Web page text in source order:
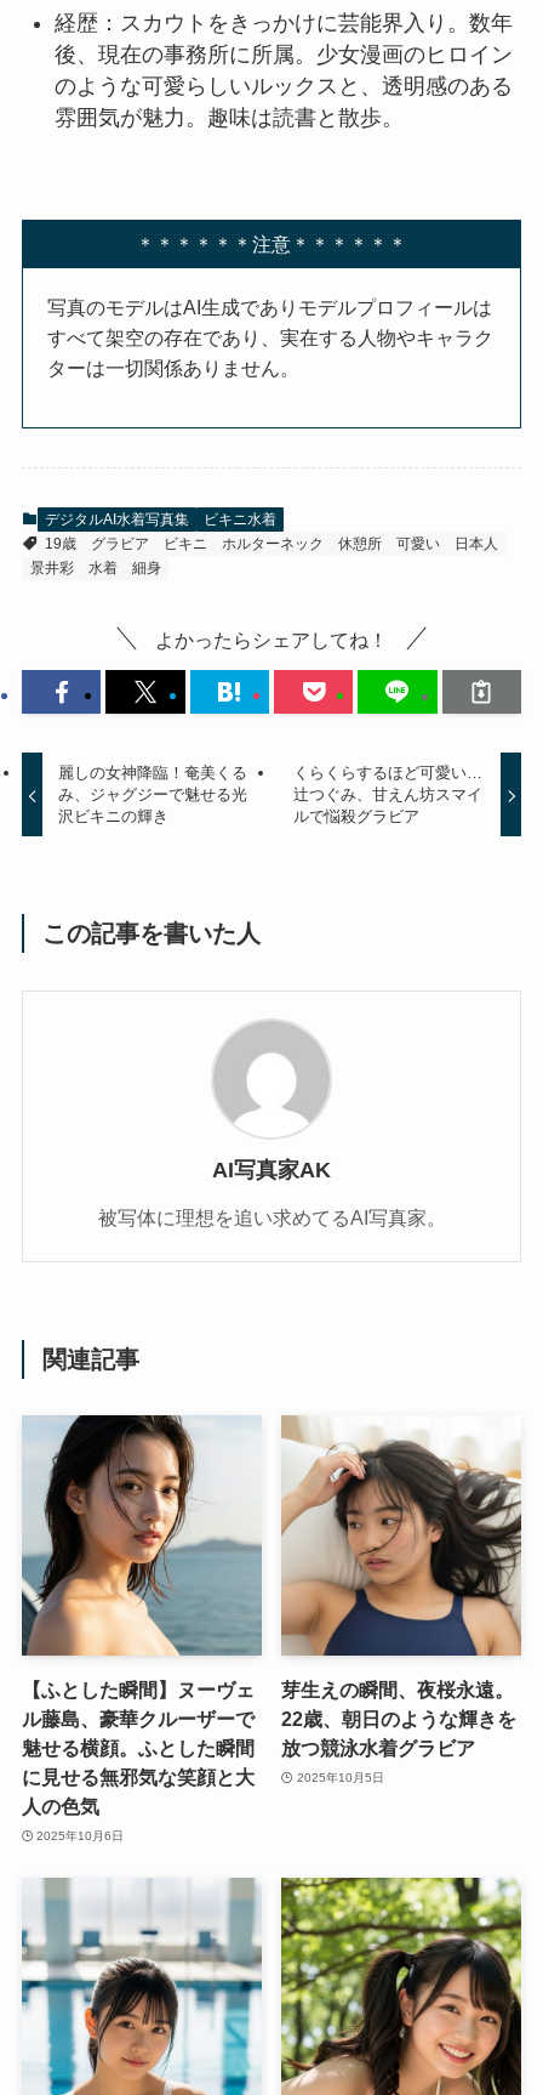
経歴：スカウトをきっかけに芸能界入り。数年
後、現在の事務所に所属。少女漫画のヒロイン
のような可愛らしいルックスと、透明感のある
雰囲気が魅力。趣味は読書と散歩。
＊＊＊＊＊＊注意＊＊＊＊＊＊
写真のモデルはAI生成でありモデルプロフィールは
すべて架空の存在であり、実在する人物やキャラク
ターは一切関係ありません。
デジタルAI水着写真集
ビキニ水着
19歳
グラビア ビキニ ホルターネック 休憩所 可愛い
日本人
景井彩
水着 細身
よかったらシェアしてね！
麗しの女神降臨！奄美くる
み、ジャグジーで魅せる光
沢ビキニの輝き
くらくらするほど可愛い…
辻つぐみ、甘えん坊スマイ
ルで悩殺グラビア
この記事を書いた人
AI写真家AK
被写体に理想を追い求めてるAI写真家。
関連記事
【ふとした瞬間】ヌーヴェ
ル藤島、豪華クルーザーで
魅せる横顔。ふとした瞬間
に見せる無邪気な笑顔と大
人の色気
2025年10月6日
芽生えの瞬間、夜桜永遠。
22歳、朝日のような輝きを
放つ競泳水着グラビア
2025年10月5日